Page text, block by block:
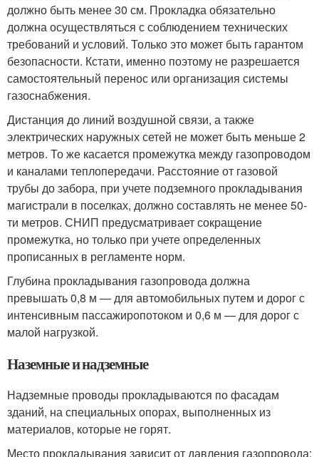
должно быть менее 30 см. Прокладка обязательно
должна осуществляться с соблюдением технических
требований и условий. Только это может быть гарантом
безопасности. Кстати, именно поэтому не разрешается
самостоятельный перенос или организация системы
газоснабжения.
Дистанция до линий воздушной связи, а также
электрических наружных сетей не может быть меньше 2
метров. То же касается промежутка между газопроводом
и каналами теплопередачи. Расстояние от газовой
трубы до забора, при учете подземного прокладывания
магистрали в поселках, должно составлять не менее 50-
ти метров. СНИП предусматривает сокращение
промежутка, но только при учете определенных
прописанных в регламенте норм.
Глубина прокладывания газопровода должна
превышать 0,8 м — для автомобильных путем и дорог с
интенсивным пассажиропотоком и 0,6 м — для дорог с
малой нагрузкой.
Наземные и надземные
Надземные проводы прокладываются по фасадам
зданий, на специальных опорах, выполненных из
материалов, которые не горят.
Место прокладывания зависит от давления газопровода: